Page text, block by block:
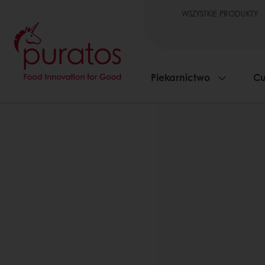
WSZYSTKIE PRODUKTY
Piekarnictwo